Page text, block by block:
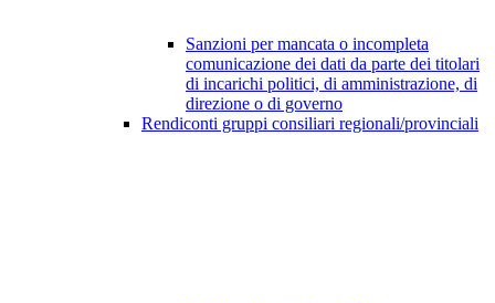
Sanzioni per mancata o incompleta
comunicazione dei dati da parte dei titolari
di incarichi politici, di amministrazione, di
direzione o di governo
Rendiconti gruppi consiliari regionali/provinciali